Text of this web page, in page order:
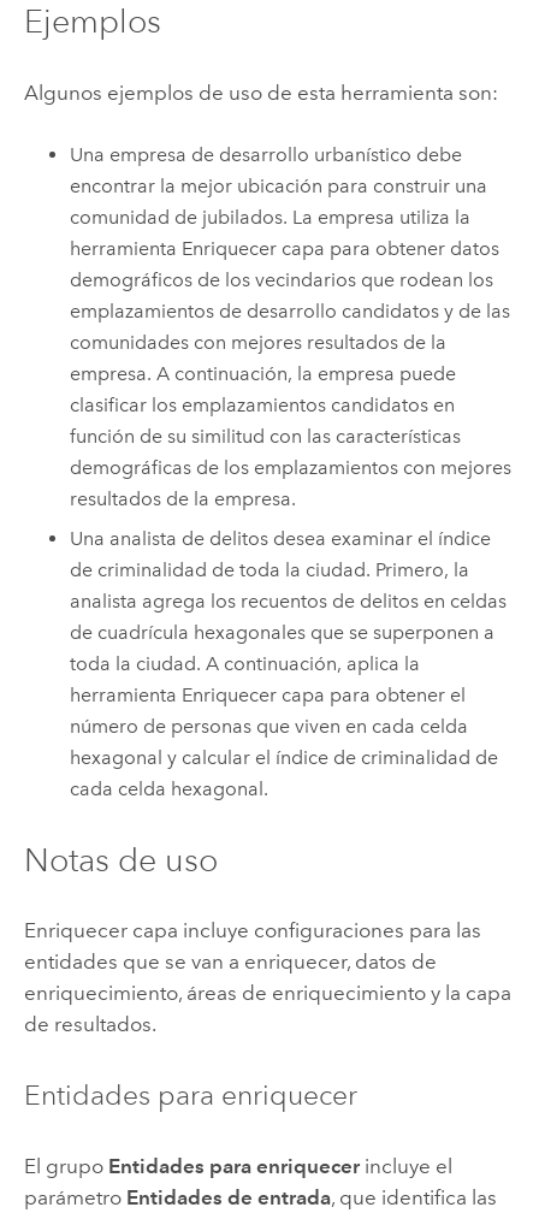
Ejemplos
Algunos ejemplos de uso de esta herramienta son:
Una empresa de desarrollo urbanístico debe
encontrar la mejor ubicación para construir una
comunidad de jubilados. La empresa utiliza la
herramienta Enriquecer capa para obtener datos
demográficos de los vecindarios que rodean los
emplazamientos de desarrollo candidatos y de las
comunidades con mejores resultados de la
empresa. A continuación, la empresa puede
clasificar los emplazamientos candidatos en
función de su similitud con las características
demográficas de los emplazamientos con mejores
resultados de la empresa.
Una analista de delitos desea examinar el índice
de criminalidad de toda la ciudad. Primero, la
analista agrega los recuentos de delitos en celdas
de cuadrícula hexagonales que se superponen a
toda la ciudad. A continuación, aplica la
herramienta Enriquecer capa para obtener el
número de personas que viven en cada celda
hexagonal y calcular el índice de criminalidad de
cada celda hexagonal.
Notas de uso
Enriquecer capa incluye configuraciones para las
entidades que se van a enriquecer, datos de
enriquecimiento, áreas de enriquecimiento y la capa
de resultados.
Entidades para enriquecer
El grupo Entidades para enriquecerincluye el
parámetro Entidades de entrada, que identifica las